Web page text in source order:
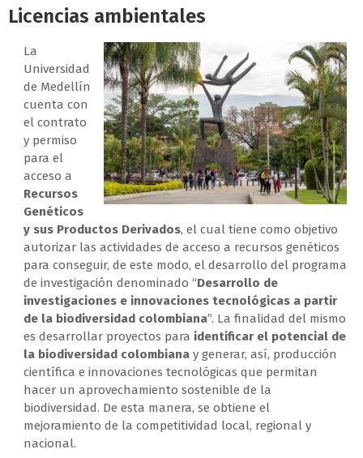
Licencias ambientales
La
Universidad
de Medellín
cuenta con
el contrato
y permiso
para el
acceso a
Recursos
Genéticos
y sus Productos Derivados, el cual tiene como objetivo
autorizar las actividades de acceso a recursos genéticos
para conseguir, de este modo, el desarrollo del programa
de investigación denominado “Desarrollo de
investigaciones e innovaciones tecnológicas a partir
de la biodiversidad colombiana”. La finalidad del mismo
es desarrollar proyectos para identificar el potencial de
la biodiversidad colombiana y generar, así, producción
científica e innovaciones tecnológicas que permitan
hacer un aprovechamiento sostenible de la
biodiversidad. De esta manera, se obtiene el
mejoramiento de la competitividad local, regional y
nacional.